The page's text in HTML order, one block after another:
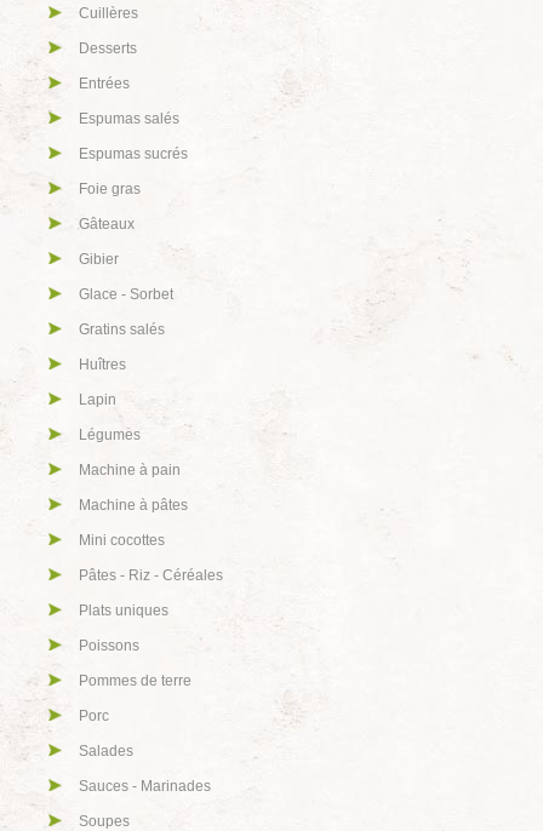
Cuillères
Desserts
Entrées
Espumas salés
Espumas sucrés
Foie gras
Gâteaux
Gibier
Glace - Sorbet
Gratins salés
Huîtres
Lapin
Légumes
Machine à pain
Machine à pâtes
Mini cocottes
Pâtes - Riz - Céréales
Plats uniques
Poissons
Pommes de terre
Porc
Salades
Sauces - Marinades
Soupes